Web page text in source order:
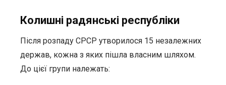
Колишні радянські республіки
Після розпаду СРСР утворилося 15 незалежних
держав, кожна з яких пішла власним шляхом.
До цієї групи належать: